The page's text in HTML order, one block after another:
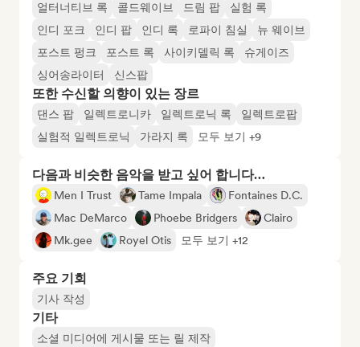
얼터너티브 록 콜드웨이브 드림 팝
실험 록
인디 포크
인디 팝 인디 록 로파이 침실
뉴 웨이브
포스트 펑크
포스트 록 사이키델릭 록
슈게이즈
싱어송라이터
신스팝
또한 수신할 의향이 있는 장르
댄스 팝 일렉트로니카 일렉트로닉 록
일렉트로팝
실험적 일렉트로닉
가라지 록 모두 보기 +9
다음과 비슷한 음악을 받고 싶어 합니다…
Men I Trust Tame Impala
Fontaines D.C.
Mac DeMarco
Phoebe Bridgers
Clairo
Mk.gee
Royel Otis 모두 보기 +12
주요 기회
기사 작성
기타
소셜 미디어에 게시물 또는 릴 제작